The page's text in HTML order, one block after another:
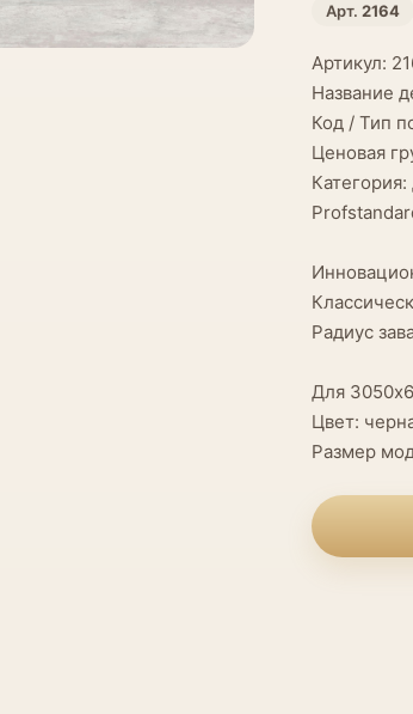
Арт. 2164
Артикул:
Название
Код / Тип
Ценовая
Радиус
Для
Цвет:
Размер